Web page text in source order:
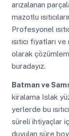
arızalanan
mazotlu
Profesyonel
ısıtıcı fiyatları
olarak
buradayız.
Batman ve
kiralama Islak
yerlerde bu
süreli ihtiyaçlar
duyulan süre